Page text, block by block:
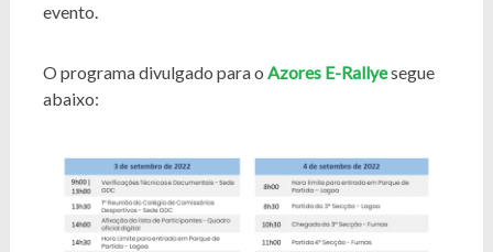
evento.
O programa divulgado para o Azores E-Rallyesegue
abaixo: